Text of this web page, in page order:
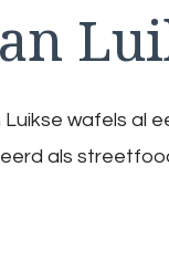
wafels al
als